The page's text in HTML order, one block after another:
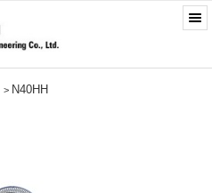
> N40HH